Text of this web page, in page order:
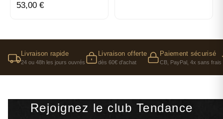
53,00 €
Livraison rapide
24 ou 48h les jours ouvrés
Livraison offerte
dès 60€ d'achat
Paiement sécurisé
CB, PayPal, 4x sans frais
Rejoignez le club Tendance